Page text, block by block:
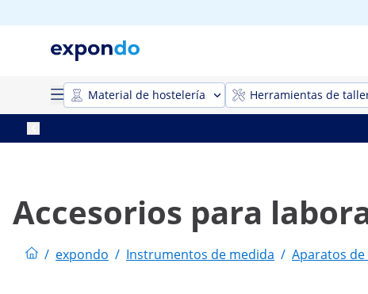
Material de hostelería Herramientas de
Accesorios para
/ expondo / Instrumentos de medida / Aparatos